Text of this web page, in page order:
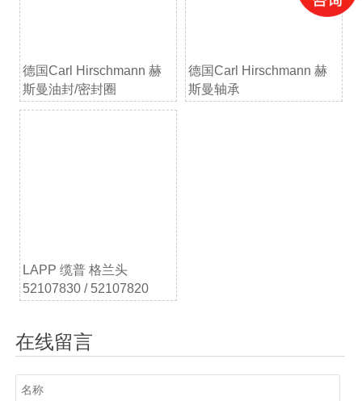
德国Carl Hirschmann 赫
斯曼油封/密封圈
德国Carl Hirschmann 赫
斯曼轴承
LAPP 缆普 格兰头
52107830 / 52107820
在线留言